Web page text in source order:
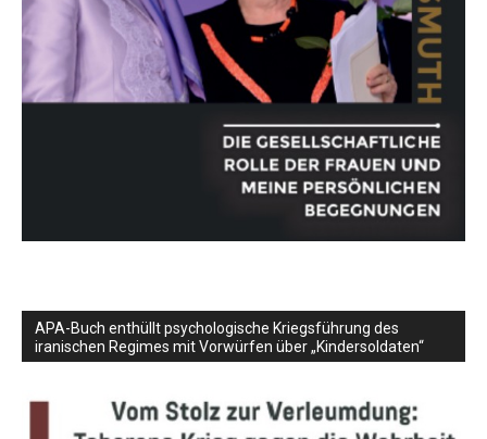
APA-Buch enthüllt psychologische Kriegsführung des
iranischen Regimes mit Vorwürfen über „Kindersoldaten“